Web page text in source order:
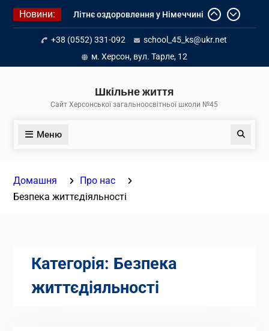
Перейти
Новини:
Літнє оздоровлення у Німеччині
Діалог з бізнесом
Інформація про вступ молоді з
тимчасово окупованих територій
до українських закладів освіти
+38 (0552) 331-092
school_45_ks@ukr.net
м. Херсон, вул. Тарле, 12
Шкільне життя
Сайт Херсонської загальноосвітньої школи №45
Меню Пошук
Домашня
Про нас
Безпека життєдіяльності
Категорія: Безпека
життєдіяльності